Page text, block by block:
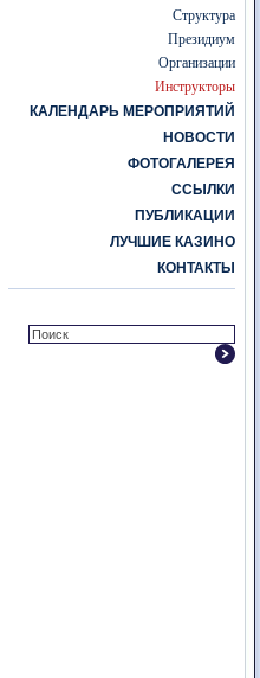
Структура
Президиум
Организации
Инструкторы
КАЛЕНДАРЬ МЕРОПРИЯТИЙ
НОВОСТИ
ФОТОГАЛЕРЕЯ
ССЫЛКИ
ПУБЛИКАЦИИ
ЛУЧШИЕ КАЗИНО
КОНТАКТЫ